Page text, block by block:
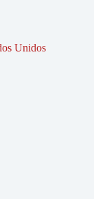
Unidos